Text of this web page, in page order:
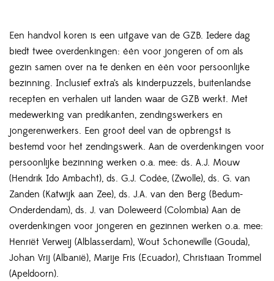
Een handvol koren is een uitgave van de GZB. Iedere dag
biedt twee overdenkingen: één voor jongeren of om als
gezin samen over na te denken en één voor persoonlijke
bezinning. Inclusief extra’s als kinderpuzzels, buitenlandse
recepten en verhalen uit landen waar de GZB werkt. Met
medewerking van predikanten, zendingswerkers en
jongerenwerkers. Een groot deel van de opbrengst is
bestemd voor het zendingswerk. Aan de overdenkingen voor
persoonlijke bezinning werken o.a. mee: ds. A.J. Mouw
(Hendrik Ido Ambacht), ds. G.J. Codée, (Zwolle), ds. G. van
Zanden (Katwijk aan Zee), ds. J.A. van den Berg (Bedum-
Onderdendam), ds. J. van Doleweerd (Colombia) Aan de
overdenkingen voor jongeren en gezinnen werken o.a. mee:
Henriët Verweij (Alblasserdam), Wout Schonewille (Gouda),
Johan Vrij (Albanië), Marije Fris (Ecuador), Christiaan Trommel
(Apeldoorn).